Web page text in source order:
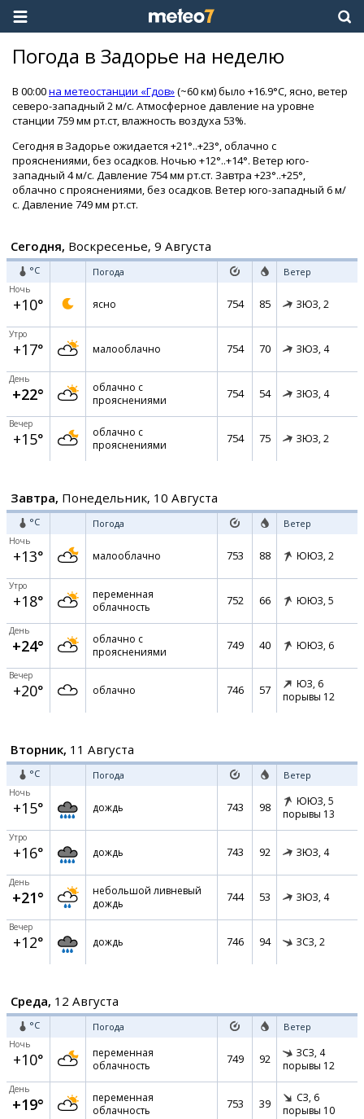
Погода в Задорье на неделю
В 00:00на метеостанции «Гдов»(~60 км) было +16.9°C, ясно, ветер
северо-западный 2 м/с. Атмосферное давление на уровне
станции 759 мм рт.ст, влажность воздуха 53%.
Сегодня в Задорье ожидается +21°..+23°, облачно с
прояснениями, без осадков. Ночью +12°..+14°. Ветер юго-
западный 4 м/с. Давление 754 мм рт.ст. Завтра +23°..+25°,
облачно с прояснениями, без осадков. Ветер юго-западный 6 м/
с. Давление 749 мм рт.ст.
Сегодня, Воскресенье, 9 Августа
°C Погода Ветер
Ночь
+10° ясно 754 85 ЗЮЗ, 2
Утро
+17° малооблачно 754 70 ЗЮЗ, 4
День
+22°
облачно с
прояснениями
754 54 ЗЮЗ, 4
Вечер
+15°
облачно с
прояснениями
754 75 ЗЮЗ, 2
Завтра, Понедельник, 10 Августа
°C Погода Ветер
Ночь
+13° малооблачно 753 88 ЮЮЗ, 2
Утро
+18°
переменная
облачность
752 66 ЮЮЗ, 5
День
+24°
облачно с
прояснениями
749 40 ЮЮЗ, 6
Вечер
+20° облачно 746 57 ЮЗ, 6
порывы 12
Вторник, 11 Августа
°C Погода Ветер
Ночь
+15° дождь 743 98 ЮЮЗ, 5
порывы 13
Утро
+16° дождь 743 92 ЗЮЗ, 4
День
+21°
небольшой ливневый
дождь
744 53 ЗЮЗ, 4
Вечер
+12° дождь 746 94 ЗСЗ, 2
Среда, 12 Августа
°C Погода Ветер
Ночь
+10°
переменная
облачность
749 92 ЗСЗ, 4
порывы 12
День
+19°
переменная
облачность
753 39 СЗ, 6
порывы 10